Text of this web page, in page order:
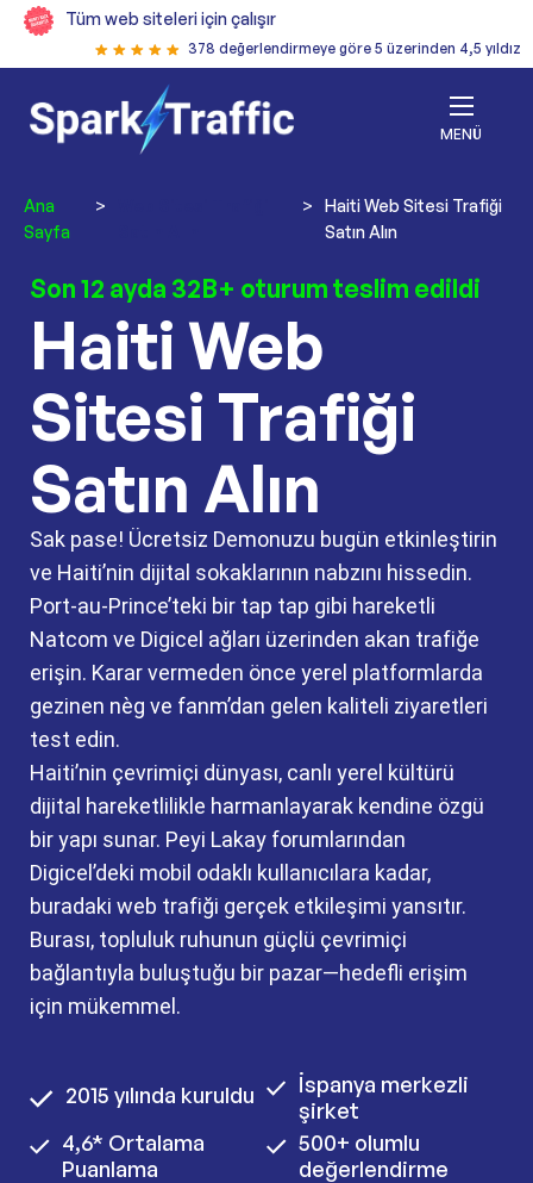
Tüm web siteleri için çalışır
378 değerlendirmeye göre 5 üzerinden 4,5 yıldız
MENÜ
Ana
Sayfa
> >
Haiti Web Sitesi Trafiği
Satın Alın
Son 12 ayda 32B+ oturum teslim edildi
Haiti Web
Sitesi Trafiği
Satın Alın
Sak pase! Ücretsiz Demonuzu bugün etkinleştirin
ve Haiti’nin dijital sokaklarının nabzını hissedin.
Port-au-Prince’teki bir tap tap gibi hareketli
Natcom ve Digicel ağları üzerinden akan trafiğe
erişin. Karar vermeden önce yerel platformlarda
gezinen nèg ve fanm’dan gelen kaliteli ziyaretleri
test edin.
Haiti’nin çevrimiçi dünyası, canlı yerel kültürü
dijital hareketlilikle harmanlayarak kendine özgü
bir yapı sunar. Peyi Lakay forumlarından
Digicel’deki mobil odaklı kullanıcılara kadar,
buradaki web trafiği gerçek etkileşimi yansıtır.
Burası, topluluk ruhunun güçlü çevrimiçi
bağlantıyla buluştuğu bir pazar—hedefli erişim
için mükemmel.
2015 yılında kuruldu
4,6* Ortalama
Puanlama
İspanya merkezli
şirket
500+ olumlu
değerlendirme